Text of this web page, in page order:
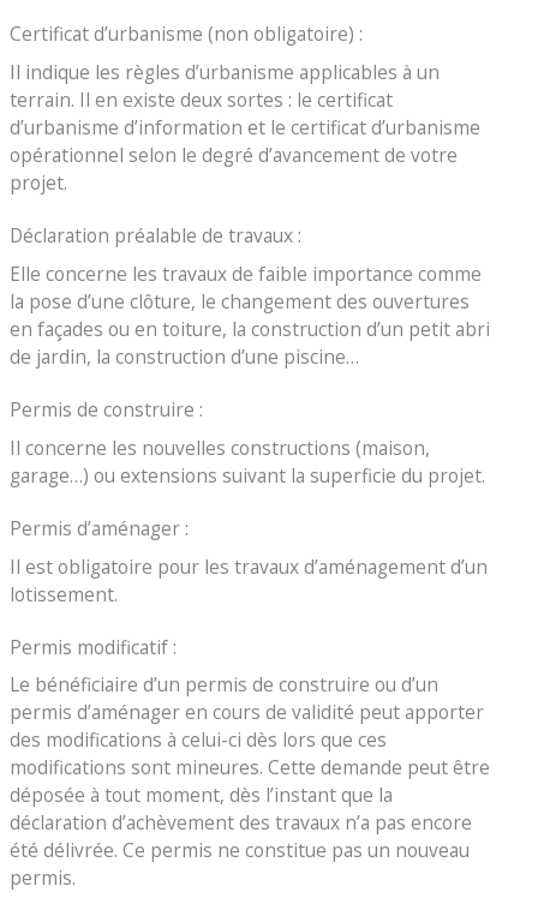
Certificat d’urbanisme (non obligatoire) :
Il indique les règles d’urbanisme applicables à un
terrain. Il en existe deux sortes : le certificat
d’urbanisme d’information et le certificat d’urbanisme
opérationnel selon le degré d’avancement de votre
projet.
Déclaration préalable de travaux :
Elle concerne les travaux de faible importance comme
la pose d’une clôture, le changement des ouvertures
en façades ou en toiture, la construction d’un petit abri
de jardin, la construction d’une piscine…
Permis de construire :
Il concerne les nouvelles constructions (maison,
garage…) ou extensions suivant la superficie du projet.
Permis d’aménager :
Il est obligatoire pour les travaux d’aménagement d’un
lotissement.
Permis modificatif :
Le bénéficiaire d’un permis de construire ou d’un
permis d’aménager en cours de validité peut apporter
des modifications à celui-ci dès lors que ces
modifications sont mineures. Cette demande peut être
déposée à tout moment, dès l’instant que la
déclaration d’achèvement des travaux n’a pas encore
été délivrée. Ce permis ne constitue pas un nouveau
permis.